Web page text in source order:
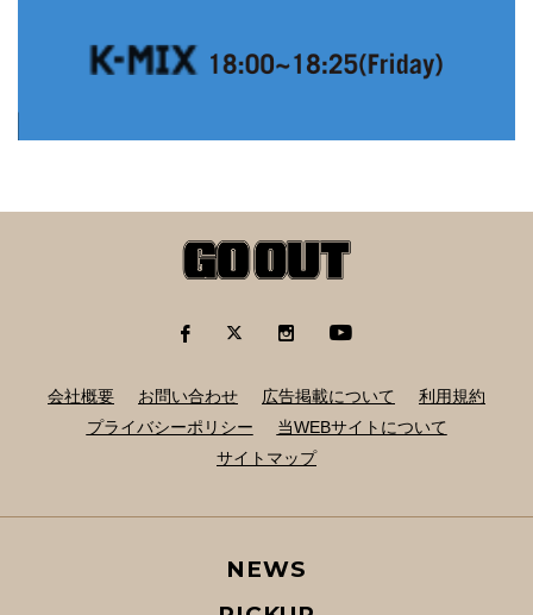
会社概要 お問い合わせ 広告掲載について
利用規約
プライバシーポリシー
当WEBサイトについて
サイトマップ
NEWS